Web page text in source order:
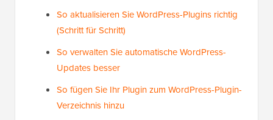
So aktualisieren Sie WordPress-Plugins richtig
(Schritt für Schritt)
So verwalten Sie automatische WordPress-
Updates besser
So fügen Sie Ihr Plugin zum WordPress-Plugin-
Verzeichnis hinzu